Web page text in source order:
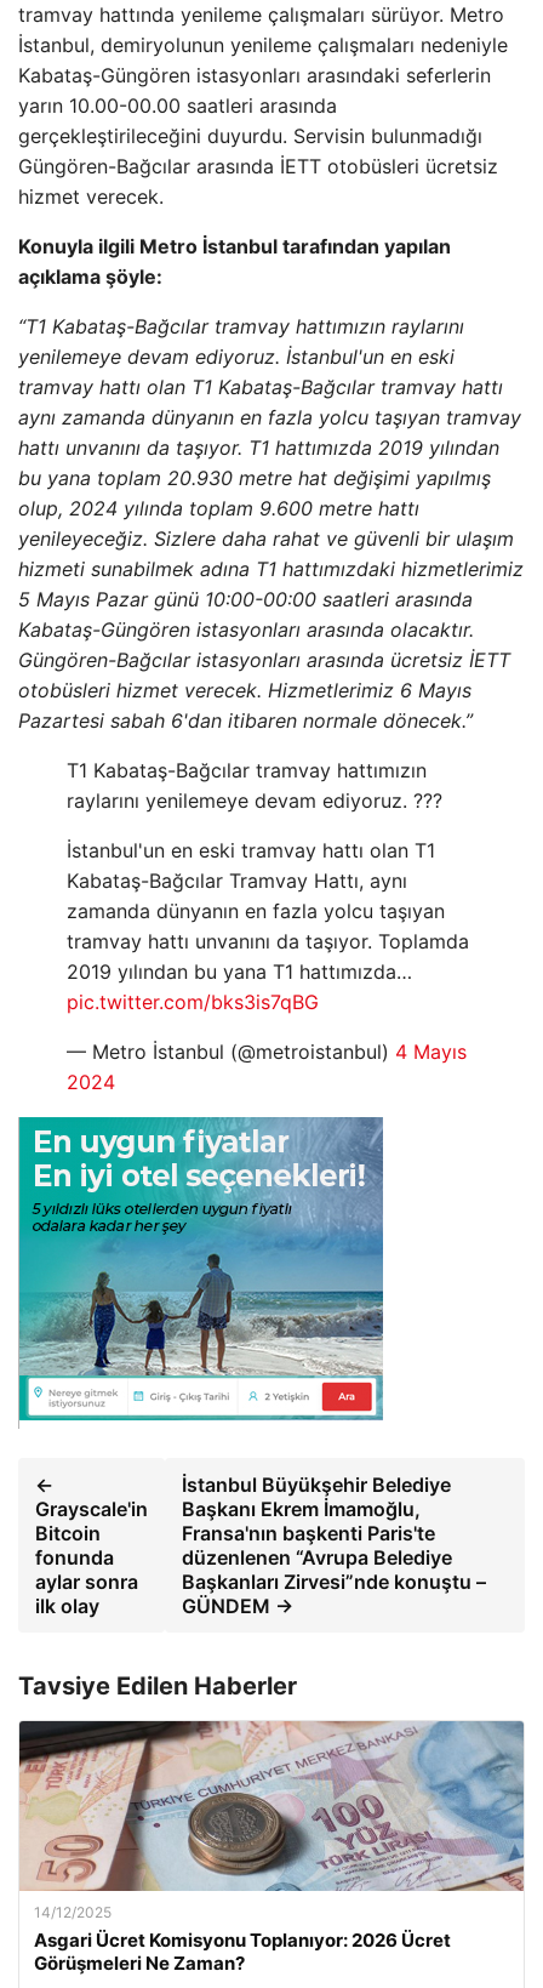
tramvay hattında yenileme çalışmaları sürüyor. Metro
İstanbul, demiryolunun yenileme çalışmaları nedeniyle
Kabataş-Güngören istasyonları arasındaki seferlerin
yarın 10.00-00.00 saatleri arasında
gerçekleştirileceğini duyurdu. Servisin bulunmadığı
Güngören-Bağcılar arasında İETT otobüsleri ücretsiz
hizmet verecek.
Konuyla ilgili Metro İstanbul tarafından yapılan
açıklama şöyle:
“T1 Kabataş-Bağcılar tramvay hattımızın raylarını
yenilemeye devam ediyoruz. İstanbul'un en eski
tramvay hattı olan T1 Kabataş-Bağcılar tramvay hattı
aynı zamanda dünyanın en fazla yolcu taşıyan tramvay
hattı unvanını da taşıyor. T1 hattımızda 2019 yılından
bu yana toplam 20.930 metre hat değişimi yapılmış
olup, 2024 yılında toplam 9.600 metre hattı
yenileyeceğiz. Sizlere daha rahat ve güvenli bir ulaşım
hizmeti sunabilmek adına T1 hattımızdaki hizmetlerimiz
5 Mayıs Pazar günü 10:00-00:00 saatleri arasında
Kabataş-Güngören istasyonları arasında olacaktır.
Güngören-Bağcılar istasyonları arasında ücretsiz İETT
otobüsleri hizmet verecek. Hizmetlerimiz 6 Mayıs
Pazartesi sabah 6'dan itibaren normale dönecek.”
T1 Kabataş-Bağcılar tramvay hattımızın
raylarını yenilemeye devam ediyoruz. ???
İstanbul'un en eski tramvay hattı olan T1
Kabataş-Bağcılar Tramvay Hattı, aynı
zamanda dünyanın en fazla yolcu taşıyan
tramvay hattı unvanını da taşıyor. Toplamda
2019 yılından bu yana T1 hattımızda…
pic.twitter.com/bks3is7qBG
— Metro İstanbul (@metroistanbul) 4 Mayıs
2024
←
Grayscale'in
Bitcoin
fonunda
aylar sonra
ilk olay
İstanbul Büyükşehir Belediye
Başkanı Ekrem İmamoğlu,
Fransa'nın başkenti Paris'te
düzenlenen “Avrupa Belediye
Başkanları Zirvesi”nde konuştu –
GÜNDEM →
Tavsiye Edilen Haberler
14/12/2025
Asgari Ücret Komisyonu Toplanıyor: 2026 Ücret
Görüşmeleri Ne Zaman?